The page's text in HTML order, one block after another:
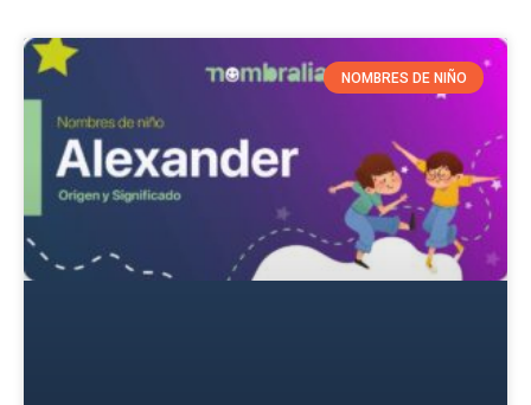
NOMBRES DE NIÑO